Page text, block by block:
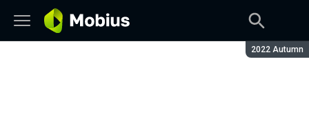
Сезон:
2022 Autumn